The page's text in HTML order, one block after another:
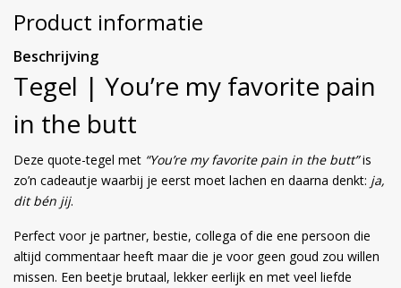
Product informatie
Beschrijving
Tegel | You’re my favorite pain
in the butt
Deze quote-tegel met “You’re my favorite pain in the butt”is
zo’n cadeautje waarbij je eerst moet lachen en daarna denkt: ja,
dit bén jij.
Perfect voor je partner, bestie, collega of die ene persoon die
altijd commentaar heeft maar die je voor geen goud zou willen
missen. Een beetje brutaal, lekker eerlijk en met veel liefde